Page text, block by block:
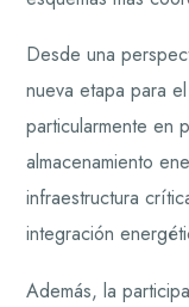
Desde una
nueva etapa para
particularmente en
almacenamiento
infraestructura
integración
Además, la